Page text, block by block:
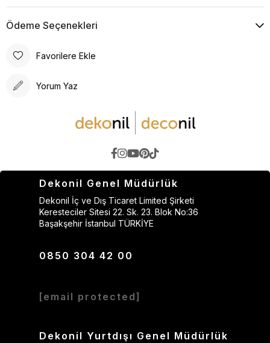
Ödeme Seçenekleri
Favorilere Ekle
Yorum Yaz
Dekonil Genel Müdürlük
Dekonil İç ve Dış Ticaret Limited Şirketi
Keresteciler Sitesi 22. Sk. 23. Blok No:36
Başakşehir İstanbul TÜRKİYE
0850 304 42 00
[email protected]
Dekonil Yurtdışı Genel Müdürlük